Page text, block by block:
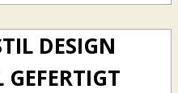
DESIGN